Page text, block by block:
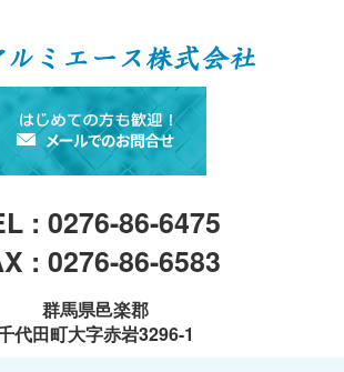
: 0276-86-6475
: 0276-86-6583
群馬県邑楽郡
代田町大字赤岩3296-1